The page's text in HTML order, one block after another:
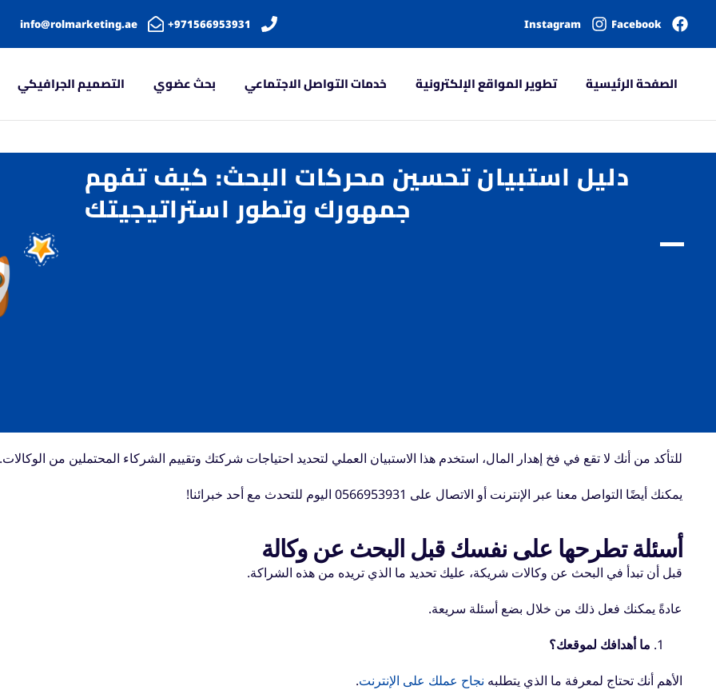
Facebook
Instagram
971566953931+
info@rolmarketing.ae
الصفحة الرئيسية تطوير المواقع الإلكترونية خدمات التواصل الاجتماعي بحث عضوي التصميم الجرافيكي
دليل استبيان تحسين محركات البحث: كيف تفهم
جمهورك وتطور استراتيجيتك
للتأكد من أنك لا تقع في فخ إهدار المال، استخدم هذا الاستبيان العملي لتحديد احتياجات شركتك وتقييم الشركاء المحتملين من الوكالات.
يمكنك أيضًا التواصل معنا عبر الإنترنت أو الاتصال على 0566953931 اليوم للتحدث مع أحد خبرائنا!
أسئلة تطرحها على نفسك قبل البحث عن وكالة
قبل أن تبدأ في البحث عن وكالات شريكة، عليك تحديد ما الذي تريده من هذه الشراكة.
عادةً يمكنك فعل ذلك من خلال بضع أسئلة سريعة.
ما أهدافك لموقعك؟
الأهم أنك تحتاج لمعرفة ما الذي يتطلبه نجاح عملك على الإنترنت.